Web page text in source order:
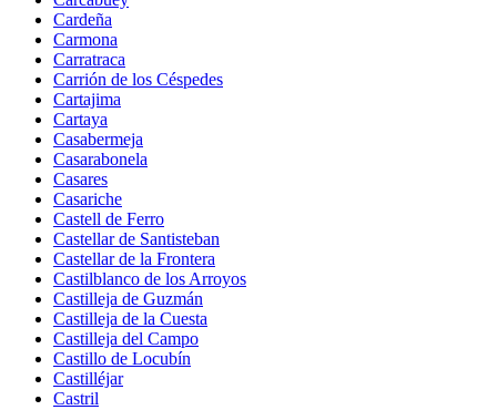
Cardeña
Carmona
Carratraca
Carrión de los Céspedes
Cartajima
Cartaya
Casabermeja
Casarabonela
Casares
Casariche
Castell de Ferro
Castellar de Santisteban
Castellar de la Frontera
Castilblanco de los Arroyos
Castilleja de Guzmán
Castilleja de la Cuesta
Castilleja del Campo
Castillo de Locubín
Castilléjar
Castril